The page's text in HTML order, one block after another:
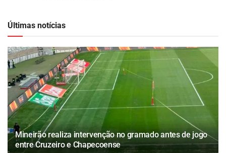
Últimas notícias
Mineirão realiza intervenção no gramado antes de jogo
entre Cruzeiro e Chapecoense